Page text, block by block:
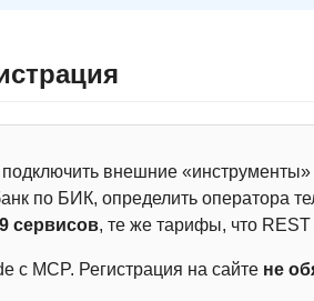
внешние «инструменты»
по БИК, определить оператора
9 сервисов, те же тарифы, что
с MCP. Регистрация на сайте не